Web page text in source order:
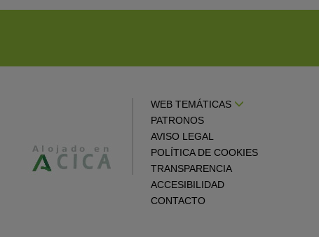
WEB TEMÁTICAS
PATRONOS
AVISO LEGAL
POLÍTICA DE COOKIES
TRANSPARENCIA
ACCESIBILIDAD
CONTACTO